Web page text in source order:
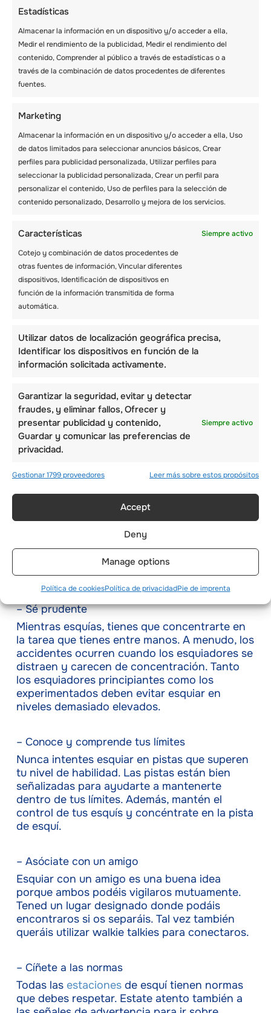
Estadísticas
Almacenar la información en un dispositivo y/o acceder a ella,
Medir el rendimiento de la publicidad, Medir el rendimiento del
contenido, Comprender al público a través de estadísticas o a
través de la combinación de datos procedentes de diferentes
fuentes.
Marketing
Almacenar la información en un dispositivo y/o acceder a ella, Uso
de datos limitados para seleccionar anuncios básicos, Crear
perfiles para publicidad personalizada, Utilizar perfiles para
seleccionar la publicidad personalizada, Crear un perfil para
personalizar el contenido, Uso de perfiles para la selección de
contenido personalizado, Desarrollo y mejora de los servicios.
Características
Siempre activo
Cotejo y combinación de datos procedentes de
otras fuentes de información, Vincular diferentes
dispositivos, Identificación de dispositivos en
función de la información transmitida de forma
automática.
Utilizar datos de localización geográfica precisa,
Identificar los dispositivos en función de la
información solicitada activamente.
Garantizar la seguridad, evitar y detectar
fraudes, y eliminar fallos, Ofrecer y
presentar publicidad y contenido,
Guardar y comunicar las preferencias de
privacidad.
Siempre activo
Gestionar 1799 proveedores Leer más sobre estos propósitos
Accept
Deny
Manage options
Política de cookiesPolítica de privacidadPie de imprenta
ropa. No olvides las manoplas y los guantes.
Llevar un par de ropa extra resulta útil si el
primer par se moja.
– Utiliza el equipo de esquí adecuado
esquí. Muchas estaciones de esquí también
tienen una amplia gama de material de esquí
para que elijas. Tanto si optas por alquilar
como por comprar tu equipo de esquí,
pruébate las botas de esquí para asegurarte
de que te quedan bien.
ajustadas. Debes investigar y comparar las
marcas de material de esquí disponibles antes
de elegir una que se ajuste a tus necesidades.
– Consigue instrucciones formales
Como principiante, necesitarás clases de
clases de esquí en vivo. Recuerda que incluso
los esquiadores experimentados reciben
cursos de repaso de vez en cuando.
– Descansa
Si te sientes cansado, puedes hacer una pausa
para descansar en la estación. Come bien y
bebe suficiente agua antes de reanudar la
sesión de esquí. Recuerda que esquiar
suficiente energía para esquiar con eficacia.
Lleva gafas de esquí que se ajusten bien al
casco. Si usas gafas, elige unas gafas que se
ajusten adecuadamente a tus gafas. También
puedes optar por gafas graduadas.
– Sé prudente
Mientras esquías, tienes que concentrarte en
la tarea que tienes entre manos. A menudo, los
accidentes ocurren cuando los esquiadores se
distraen y carecen de concentración. Tanto
los esquiadores principiantes como los
experimentados deben evitar esquiar en
niveles demasiado elevados.
– Conoce y comprende tus límites
Nunca intentes esquiar en pistas que superen
tu nivel de habilidad. Las pistas están bien
señalizadas para ayudarte a mantenerte
dentro de tus límites. Además, mantén el
control de tus esquís y concéntrate en la pista
de esquí.
– Asóciate con un amigo
Esquiar con un amigo es una buena idea
porque ambos podéis vigilaros mutuamente.
Tened un lugar designado donde podáis
encontraros si os separáis. Tal vez también
queráis utilizar walkie talkies para conectaros.
– Cíñete a las normas
Todas las estacionesde esquí tienen normas
que debes respetar. Estate atento también a